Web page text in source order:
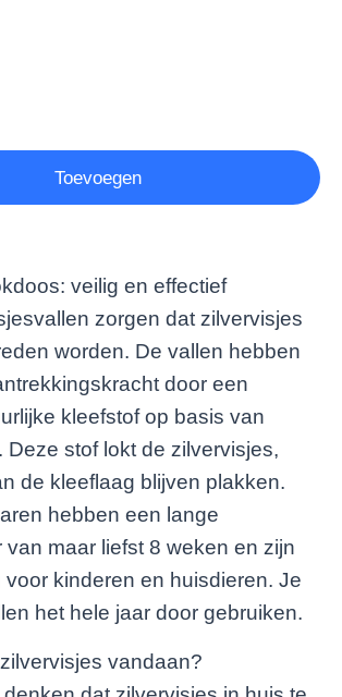
Toevoegen
veilig en effectief
zorgen dat zilvervisjes
worden. De vallen hebben
door een
kleefstof op basis van
Deze stof lokt de zilvervisjes,
de kleeflaag blijven plakken.
hebben een lange
maar liefst 8 weken en zijn
voor kinderen en huisdieren. Je
het hele jaar door gebruiken.
vandaan?